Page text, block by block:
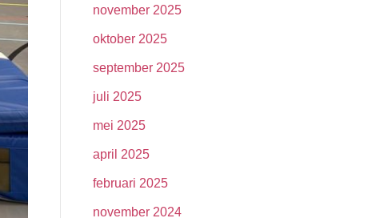
november 2025
oktober 2025
september 2025
juli 2025
mei 2025
april 2025
februari 2025
november 2024